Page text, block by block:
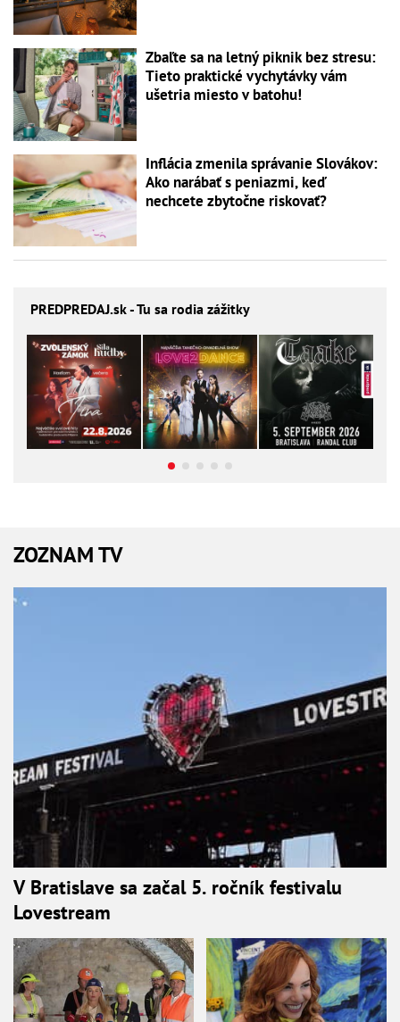
Zbaľte sa na letný piknik bez stresu:
Tieto praktické vychytávky vám
ušetria miesto v batohu!
Inflácia zmenila správanie Slovákov:
Ako narábať s peniazmi, keď
nechcete zbytočne riskovať?
PREDPREDAJ.sk - Tu sa rodia zážitky
ZOZNAM TV
V Bratislave sa začal 5. ročník festivalu
Lovestream